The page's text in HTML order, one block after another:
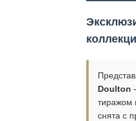
Doulton
тиражом
снята с